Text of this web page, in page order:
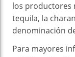
los productores
tequila, la
denominación
Para mayores